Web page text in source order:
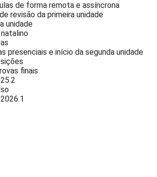
de forma remota e assíncrona
revisão da primeira unidade
unidade
presenciais e início da segunda unidade
finais